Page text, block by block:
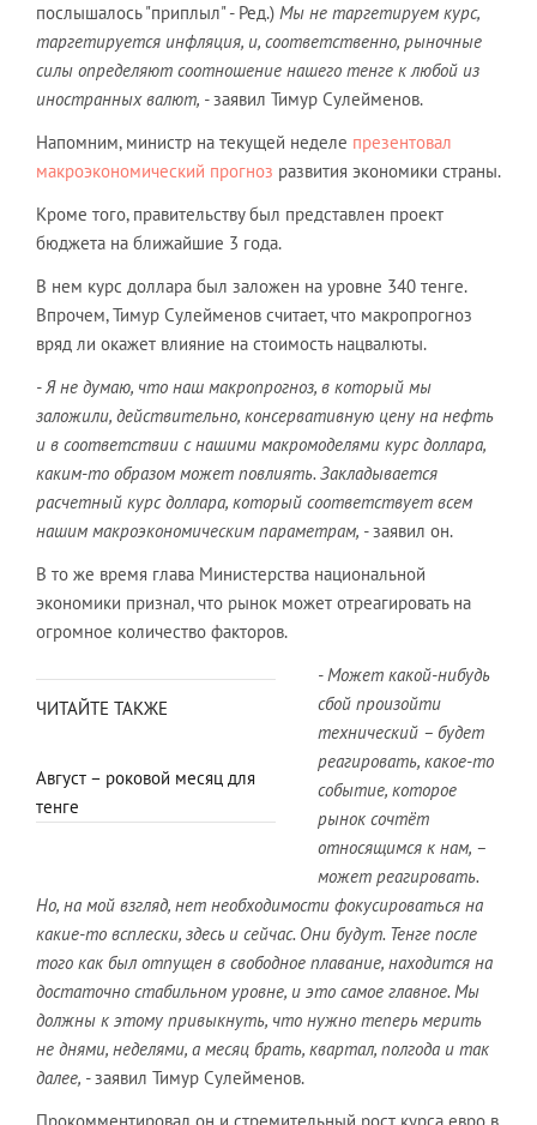
послышалось "приплыл" - Ред.) Мы не таргетируем курс,
таргетируется инфляция, и, соответственно, рыночные
силы определяют соотношение нашего тенге к любой из
иностранных валют, -заявил Тимур Сулейменов.
Напомним, министр на текущей неделе презентовал
макроэкономический прогноз развития экономики страны.
Кроме того, правительству был представлен проект
бюджета на ближайшие 3 года.
В нем курс доллара был заложен на уровне 340 тенге.
Впрочем, Тимур Сулейменов считает, что макропрогноз
вряд ли окажет влияние на стоимость нацвалюты.
- Я не думаю, что наш макропрогноз, в который мы
заложили, действительно, консервативную цену на нефть
и в соответствии с нашими макромоделями курс доллара,
каким-то образом может повлиять. Закладывается
расчетный курс доллара, который соответствует всем
нашим макроэкономическим параметрам, -заявил он.
В то же время глава Министерства национальной
экономики признал, что рынок может отреагировать на
огромное количество факторов.
ЧИТАЙТЕ ТАКЖЕ
Август – роковой месяц для
тенге
- Может какой-нибудь
сбой произойти
технический – будет
реагировать, какое-то
событие, которое
рынок сочтёт
относящимся к нам, –
может реагировать.
Но, на мой взгляд, нет необходимости фокусироваться на
какие-то всплески, здесь и сейчас. Они будут. Тенге после
того как был отпущен в свободное плавание, находится на
достаточно стабильном уровне, и это самое главное. Мы
должны к этому привыкнуть, что нужно теперь мерить
не днями, неделями, а месяц брать, квартал, полгода и так
далее, -заявил Тимур Сулейменов.